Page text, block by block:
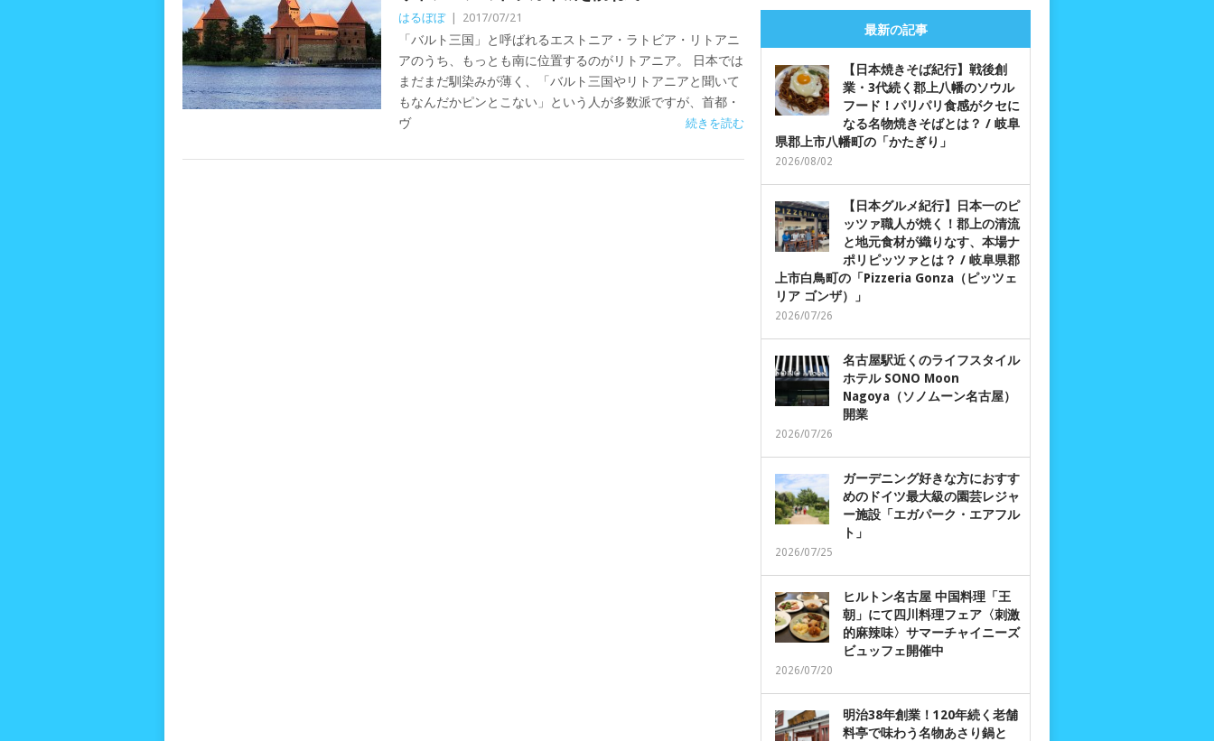
はるぼぼ 2017/07/21
「バルト三国」と呼ばれるエストニア・ラトビア・リトアニ
アのうち、もっとも南に位置するのがリトアニア。 日本では
まだまだ馴染みが薄く、「バルト三国やリトアニアと聞いて
もなんだかピンとこない」という人が多数派ですが、首都・
ヴ
続きを読む
最新の記事
【日本焼きそば紀行】戦後創
業・3代続く郡上八幡のソウル
フード！パリパリ食感がクセに
なる名物焼きそばとは？ / 岐阜
県郡上市八幡町の「かたぎり」
2026/08/02
【日本グルメ紀行】日本一のピ
ッツァ職人が焼く！郡上の清流
と地元食材が織りなす、本場ナ
ポリピッツァとは？ / 岐阜県郡
上市白鳥町の「Pizzeria Gonza（ピッツェ
リア ゴンザ）」
2026/07/26
名古屋駅近くのライフスタイル
ホテル SONO Moon
Nagoya（ソノムーン名古屋）
開業
2026/07/26
ガーデニング好きな方におすす
めのドイツ最大級の園芸レジャ
ー施設「エガパーク・エアフル
ト」
2026/07/25
ヒルトン名古屋 中国料理「王
朝」にて四川料理フェア〈刺激
的麻辣味〉サマーチャイニーズ
ビュッフェ開催中
2026/07/20
明治38年創業！120年続く老舗
料亭で味わう名物あさり鍋と